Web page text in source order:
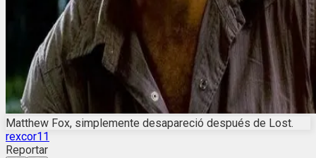
Matthew Fox, simplemente desapareció después de Lost.
rexcor11
Reportar